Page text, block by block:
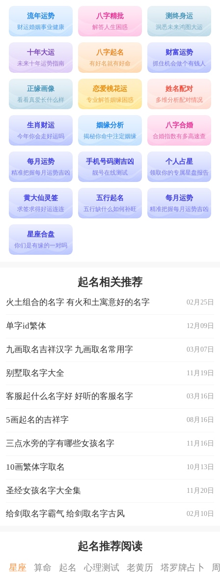
流年运势
财运婚姻事业健康
八字精批
解答人生困惑
测终身运
洞悉未来鸿图大运
十年大运
未来十年运势指南
八字起名
有好名就有好命
财富运势
抓住机会做个有钱人
正缘画像
看看真爱长什么样
恋爱桃花运
专业解答姻缘困惑
姓名配对
多维分析配对情况
生肖财运
今年你会走好运吗
姻缘分析
揭秘你命中注定姻缘
八字合婚
合婚指数有多高速查
每月运势
精准把握每月运势吉凶
手机号码测吉凶
靓号在线测试
个人占星
领取你的专属星盘报告
黄大仙灵签
求签求得好运连连
五行起名
五行缺什么如何补旺
每月运势
精准把握每月运势吉凶
星座合盘
你们是有缘的一对吗
起名相关推荐
02月25日
火土组合的名字 有火和土寓意好的名字
12月09日
单字id繁体
03月07日
九画取名吉祥汉字 九画取名常用字
11月19日
别墅取名字大全
03月16日
客服起什么名字好 好听的客服名字
08月16日
5画起名的吉祥字
11月16日
三点水旁的字有哪些女孩名字
10月13日
10画繁体字取名
11月20日
圣经女孩名字大全集
02月10日
给剑取名字霸气 给剑取名字古风
起名推荐阅读
星座 算命 起名 心理测试 老黄历 塔罗牌占卜